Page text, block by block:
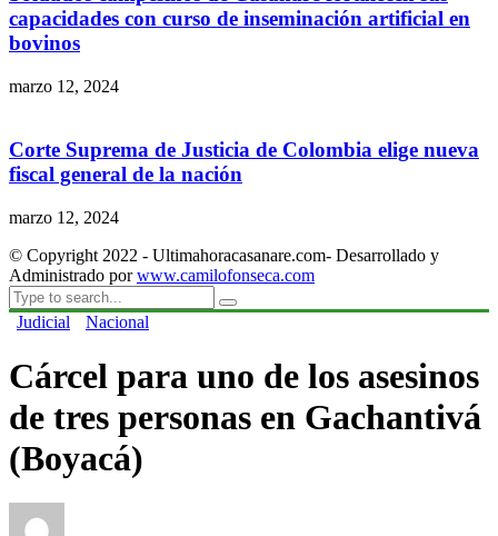
capacidades con curso de inseminación artificial en
bovinos
marzo 12, 2024
Corte Suprema de Justicia de Colombia elige nueva
fiscal general de la nación
marzo 12, 2024
© Copyright 2022 - Ultimahoracasanare.com- Desarrollado y
Administrado porwww.camilofonseca.com
Judicial Nacional
Cárcel para uno de los asesinos
de tres personas en Gachantivá
(Boyacá)